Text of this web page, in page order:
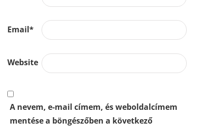
Email*
Website
A nevem, e-mail címem, és weboldalcímem
mentése a böngészőben a következő